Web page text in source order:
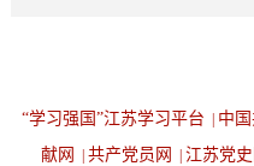
“学习强国”江苏学习平台 中
献网
共产党员网 江苏党史